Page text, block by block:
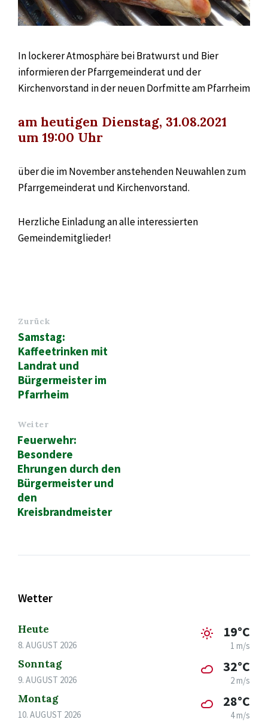
In lockerer Atmosphäre bei Bratwurst und Bier
informieren der Pfarrgemeinderat und der
Kirchenvorstand in der neuen Dorfmitte am Pfarrheim
am heutigen Dienstag, 31.08.2021
um 19:00 Uhr
über die im November anstehenden Neuwahlen zum
Pfarrgemeinderat und Kirchenvorstand.
Herzliche Einladung an alle interessierten
Gemeindemitglieder!
Zurück
Samstag:
Kaffeetrinken mit
Landrat und
Bürgermeister im
Pfarrheim
Weiter
Feuerwehr:
Besondere
Ehrungen durch den
Bürgermeister und
den
Kreisbrandmeister
Wetter
Heute
8. AUGUST 2026
19°C
1 m/s
Sonntag
9. AUGUST 2026
32°C
2 m/s
Montag
10. AUGUST 2026
28°C
4 m/s